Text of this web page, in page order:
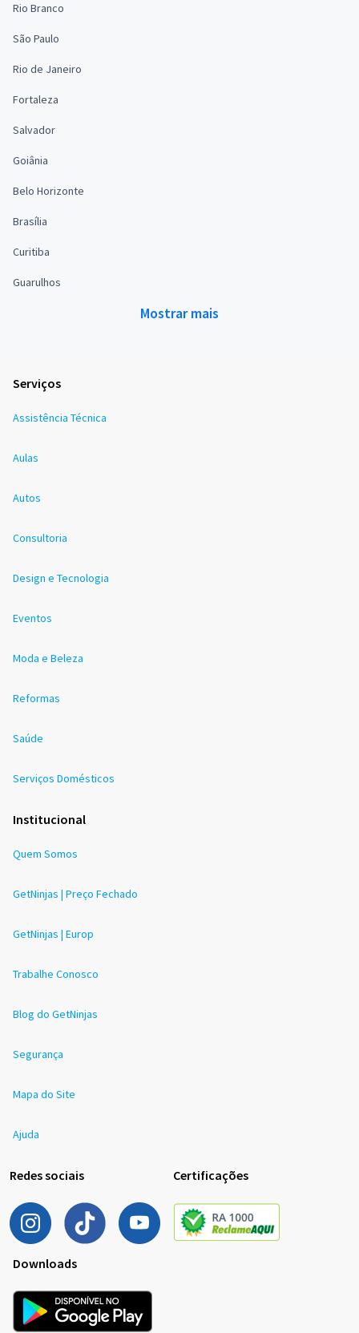
Rio Branco
São Paulo
Rio de Janeiro
Fortaleza
Salvador
Goiânia
Belo Horizonte
Brasília
Curitiba
Guarulhos
Mostrar mais
Serviços
Assistência Técnica
Aulas
Autos
Consultoria
Design e Tecnologia
Eventos
Moda e Beleza
Reformas
Saúde
Serviços Domésticos
Institucional
Quem Somos
GetNinjas | Preço Fechado
GetNinjas | Europ
Trabalhe Conosco
Blog do GetNinjas
Segurança
Mapa do Site
Ajuda
Redes sociais Certificações
Downloads